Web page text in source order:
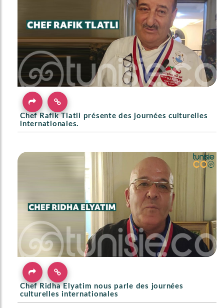
Chef Rafik Tlatli présente des journées culturelles
internationales.
Chef Ridha Elyatim nous parle des journées
culturelles internationales